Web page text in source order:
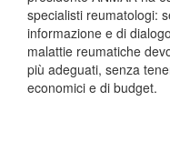
specialisti reumatologi:
informazione e di
malattie reumatiche
più adeguati, senza
economici e di budget.